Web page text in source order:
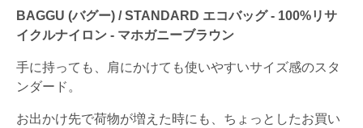
BAGGU (バグー) / STANDARD エコバッグ - 100%リサ
イクルナイロン - マホガニーブラウン
手に持っても、肩にかけても使いやすいサイズ感のスタ
ンダード。
お出かけ先で荷物が増えた時にも、ちょっとしたお買い